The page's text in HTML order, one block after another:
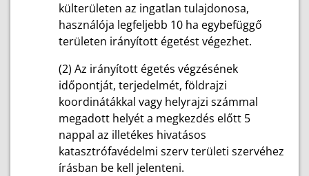
külterületen az ingatlan tulajdonosa,
használója legfeljebb 10 ha egybefüggő
területen irányított égetést végezhet.
(2) Az irányított égetés végzésének
időpontját, terjedelmét, földrajzi
koordinátákkal vagy helyrajzi számmal
megadott helyét a megkezdés előtt 5
nappal az illetékes hivatásos
katasztrófavédelmi szerv területi szervéhez
írásban be kell jelenteni.